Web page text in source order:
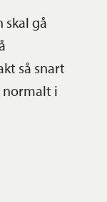
skal gå
så snart
normalt i